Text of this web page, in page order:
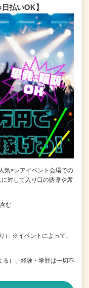
払いOK】
気×レアイベント会場での
対して入り口の誘導や席
む
） ※イベントによって、
）、経験・学歴は一切不